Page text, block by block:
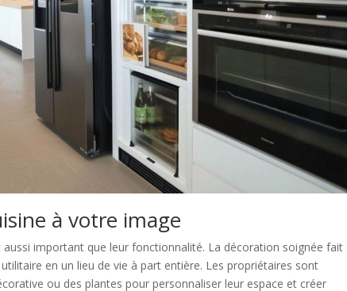
à votre image
aussi important que leur fonctionnalité. La décoration soignée fait
en un lieu de vie à part entière. Les propriétaires sont
ou des plantes pour personnaliser leur espace et créer